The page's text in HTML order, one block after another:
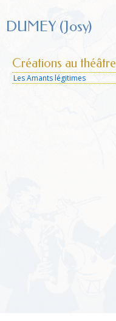
DUMEY (Josy)
Créations au théâtre
Les Amants légitimes